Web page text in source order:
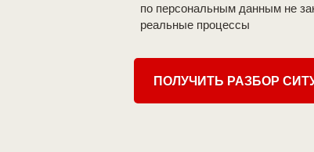
по персональным данным не
реальные процессы
ПОЛУЧИТЬ РАЗБОР